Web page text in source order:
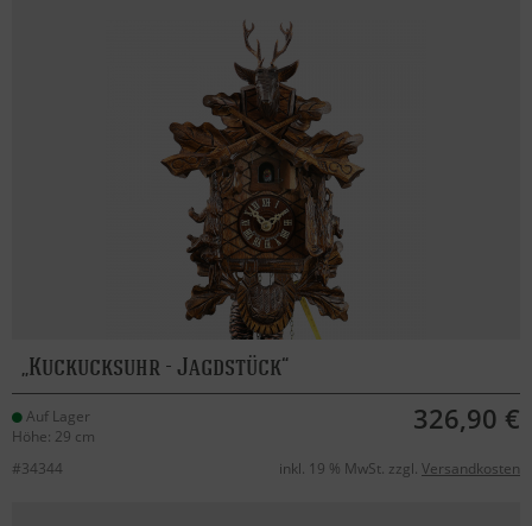
Kuckucksuhr - Jagdstück
Auf Lager
Höhe: 29 cm
326,90 €
#34344 inkl. 19 % MwSt. zzgl. Versandkosten